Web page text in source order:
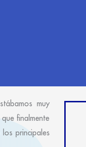
muy
finalmente
principales